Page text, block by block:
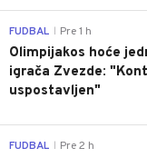
FUDBAL Pre 1 h
Olimpijakos hoće
igrača Zvezde:
uspostavljen"
FUDBAL Pre 2 h